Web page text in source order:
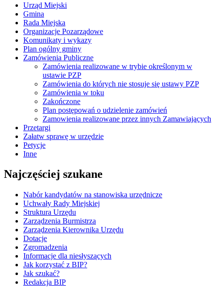
Urząd Miejski
Gmina
Rada Miejska
Organizacje Pozarządowe
Komunikaty i wykazy
Plan ogólny gminy
Zamówienia Publiczne
Zamówienia realizowane w trybie określonym w
ustawie PZP
Zamówienia do których nie stosuje się ustawy PZP
Zamówienia w toku
Zakończone
Plan postępowań o udzielenie zamówień
Zamowienia realizowane przez innych Zamawiających
Przetargi
Załatw sprawę w urzędzie
Petycje
Inne
Najczęściej szukane
Nabór kandydatów na stanowiska urzędnicze
Uchwały Rady Miejskiej
Struktura Urzędu
Zarządzenia Burmistrza
Zarządzenia Kierownika Urzędu
Dotacje
Zgromadzenia
Informacje dla niesłyszących
Jak korzystać z BIP?
Jak szukać?
Redakcja BIP